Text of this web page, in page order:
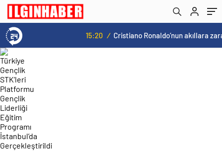
Cristiano Ronaldo’nun akıllara zarar tüm kariyerinin istatistiğini çıkardık !
Gerçekleştirildi